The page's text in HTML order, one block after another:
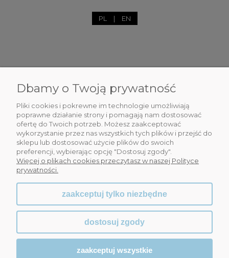
PL | EN
DLA CIEBIE
INFORMACJE
OBSŁUGA KLIENTA
WSPÓŁPRACA
Dbamy o Twoją prywatność
Pliki cookies i pokrewne im technologie umożliwiają
poprawne działanie strony i pomagają nam dostosować
ofertę do Twoich potrzeb. Możesz zaakceptować
wykorzystanie przez nas wszystkich tych plików i przejść do
sklepu lub dostosować użycie plików do swoich
preferencji, wybierając opcję "Dostosuj zgody".
Więcej o plikach cookies przeczytasz w naszej Polityce
prywatności.
zaakceptuj tylko niezbędne
dostosuj zgody
zaakceptuj wszystkie